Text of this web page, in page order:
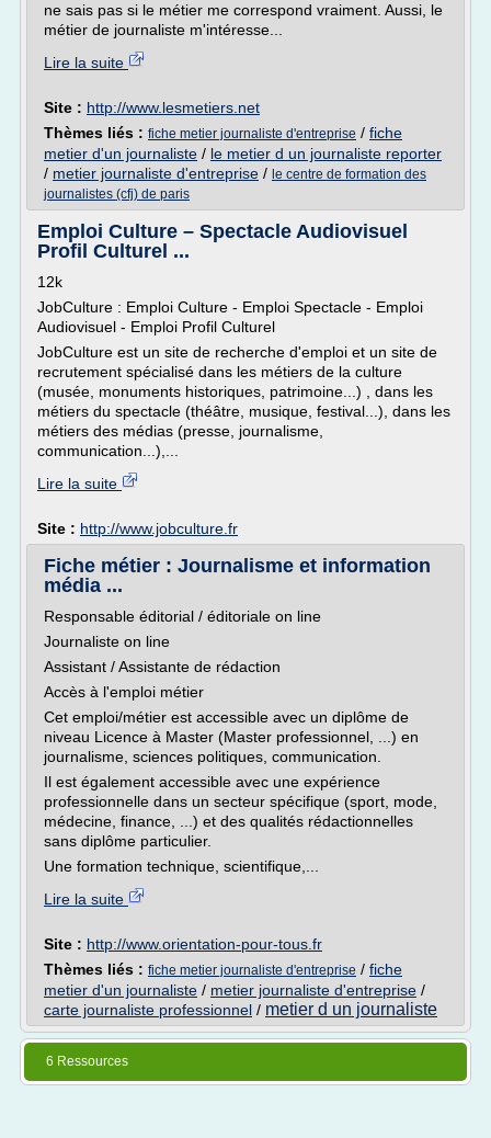
ne sais pas si le métier me correspond vraiment. Aussi, le
métier de journaliste m'intéresse...
Lire la suite
Site : http://www.lesmetiers.net
Thèmes liés : fiche metier journaliste d'entreprise / fiche
metier d'un journaliste / le metier d un journaliste reporter
/ metier journaliste d'entreprise / le centre de formation des
journalistes (cfj) de paris
Emploi Culture – Spectacle Audiovisuel
Profil Culturel ...
12k
JobCulture : Emploi Culture - Emploi Spectacle - Emploi
Audiovisuel - Emploi Profil Culturel
JobCulture est un site de recherche d'emploi et un site de
recrutement spécialisé dans les métiers de la culture
(musée, monuments historiques, patrimoine...) , dans les
métiers du spectacle (théâtre, musique, festival...), dans les
métiers des médias (presse, journalisme,
communication...),...
Lire la suite
Site : http://www.jobculture.fr
Fiche métier : Journalisme et information
média ...
Responsable éditorial / éditoriale on line
Journaliste on line
Assistant / Assistante de rédaction
Accès à l'emploi métier
Cet emploi/métier est accessible avec un diplôme de
niveau Licence à Master (Master professionnel, ...) en
journalisme, sciences politiques, communication.
Il est également accessible avec une expérience
professionnelle dans un secteur spécifique (sport, mode,
médecine, finance, ...) et des qualités rédactionnelles
sans diplôme particulier.
Une formation technique, scientifique,...
Lire la suite
Site : http://www.orientation-pour-tous.fr
Thèmes liés : fiche metier journaliste d'entreprise / fiche
metier d'un journaliste / metier journaliste d'entreprise /
carte journaliste professionnel / metier d un journaliste
6 Ressources